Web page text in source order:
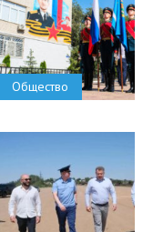
Общество